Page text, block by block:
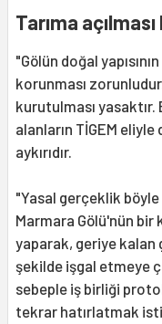
Tarıma
"Gölün doğal
korunması
kurutulması yasaktır.
alanların TİGEM
aykırıdır.
"Yasal gerçeklik
Marmara Gölü'nün bir
yaparak, geriye kalan
şekilde işgal etmeye
sebeple iş birliği
tekrar hatırlatmak